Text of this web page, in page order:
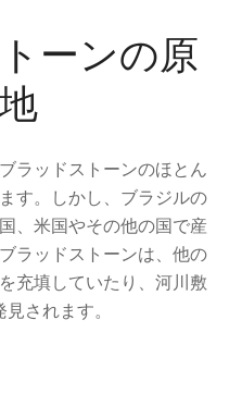
ーンの原
ラッドストーンのほとん
す。しかし、ブラジルの
、米国やその他の国で産
ラッドストーンは、他の
充填していたり、河川敷
されます。